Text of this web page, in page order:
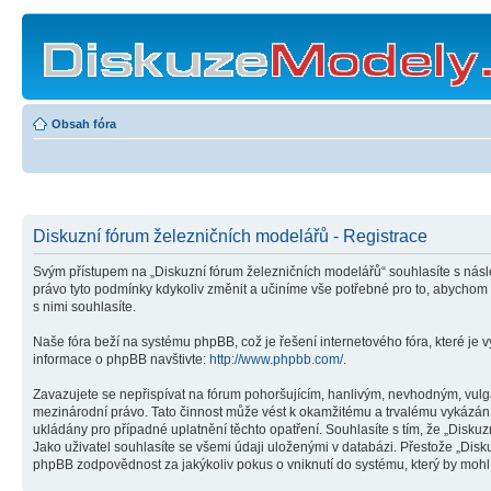
Obsah fóra
Diskuzní fórum železničních modelářů - Registrace
Svým přístupem na „Diskuzní fórum železničních modelářů“ souhlasíte s
právo tyto podmínky kdykoliv změnit a učiníme vše potřebné pro to,
s nimi souhlasíte.
Naše fóra beží na systému phpBB, což je řešení internetového fóra, které je
informace o phpBB navštivte: http://www.phpbb.com/.
Zavazujete se nepřispívat na fórum pohoršujícím, hanlivým, nevhodným,
mezinárodní právo. Tato činnost může vést k okamžitému a trvalému
ukládány pro případné uplatnění těchto opatření. Souhlasíte s tím, že
Jako uživatel souhlasíte se všemi údaji uloženými v databázi. Přestože
phpBB zodpovědnost za jakýkoliv pokus o vniknutí do systému, který by